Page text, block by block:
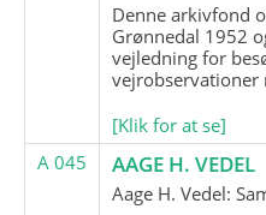
Denne arkivfond
Grønnedal 1952
vejledning for
vejrobservationer
[Klik for at se]
A 045
AAGE H. VEDEL
Aage H. Vedel: